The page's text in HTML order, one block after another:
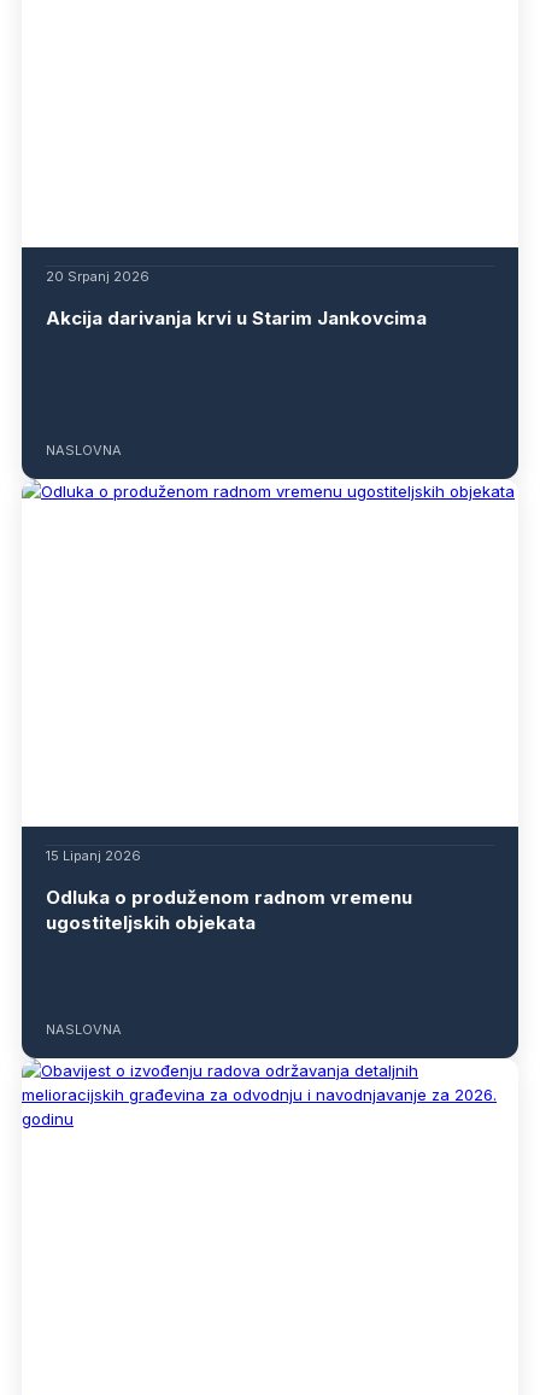
20 Srpanj 2026
Akcija darivanja krvi u Starim Jankovcima
NASLOVNA
15 Lipanj 2026
Odluka o produženom radnom vremenu
ugostiteljskih objekata
NASLOVNA